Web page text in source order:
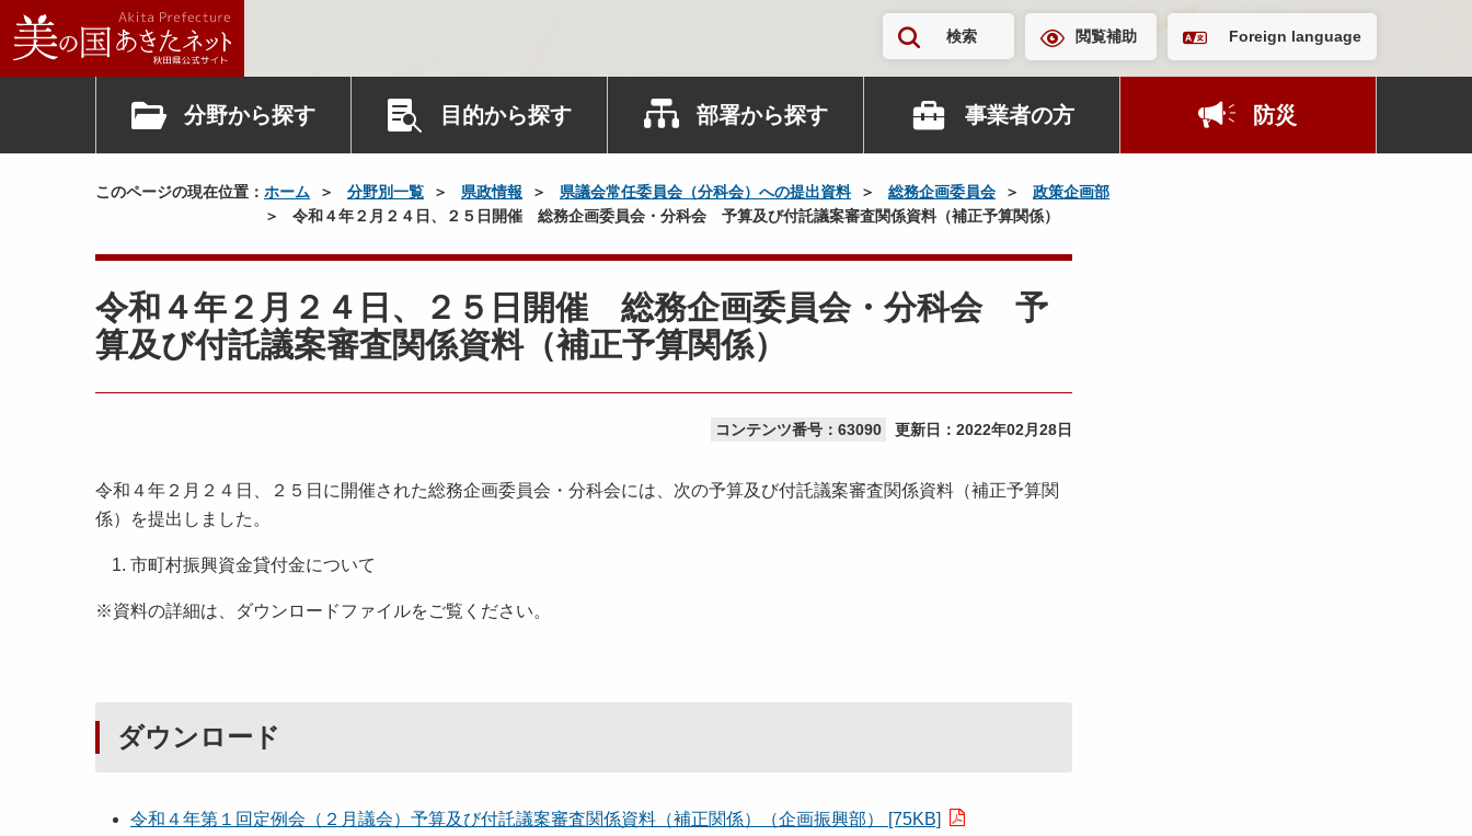
検索 閲覧補助 Foreign language
分野から探す 目的から探す 部署から探す 事業者の方 防災
このページの現在位置： ホーム 分野別一覧 県政情報 県議会常任委員会（分科会）への提出資料 総務企画委員会
政策企画部
令和４年２月２４日、２５日開催 総務企画委員会・分科会 予算及び付託議案審査関係資料（補正予算関係）
令和４年２月２４日、２５日開催 総務企画委員会・分科会 予
算及び付託議案審査関係資料（補正予算関係）
コンテンツ番号：63090 更新日： 2022年02月28日
令和４年２月２４日、２５日に開催された総務企画委員会・分科会には、次の予算及び付託議案審査関係資料（補正予算関
係）を提出しました。
市町村振興資金貸付金について
※資料の詳細は、ダウンロードファイルをご覧ください。
ダウンロード
令和４年第１回定例会（２月議会）予算及び付託議案審査関係資料（補正関係）（企画振興部） [75KB]